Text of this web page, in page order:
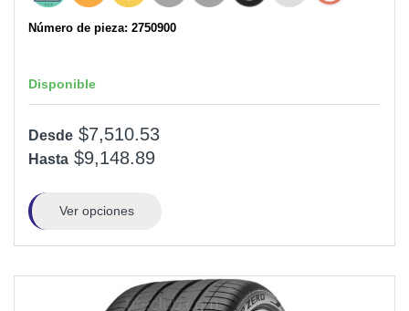
Número de pieza: 2750900
Disponible
Desde $7,510.53
Hasta $9,148.89
Ver opciones